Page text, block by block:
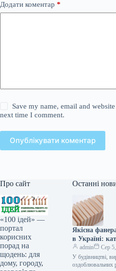
Додати коментар *
Save my name, email and
next time I comment.
Опублікувати коментар
Про сайт
«100 ідей» —
портал
корисних
порад на
щодень: для
дому, городу,
Останні
Якісна
в Україні:
матеріалів
admin
Сер
У будівництві,
оздоблювальних